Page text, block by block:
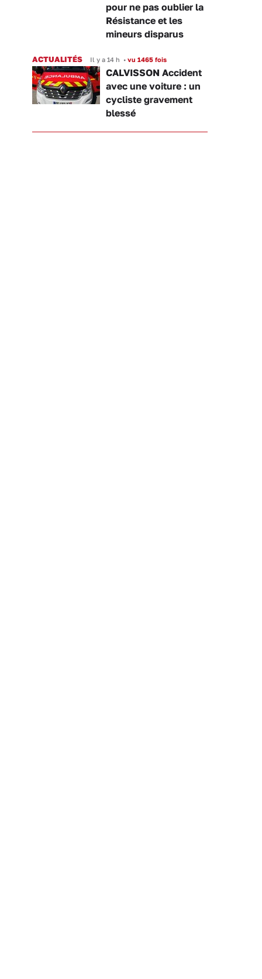
pour ne pas oublier la
Résistance et les
mineurs disparus
ACTUALITÉS Il y a 14 h • vu 1465 fois
CALVISSON Accident
avec une voiture : un
cycliste gravement
blessé